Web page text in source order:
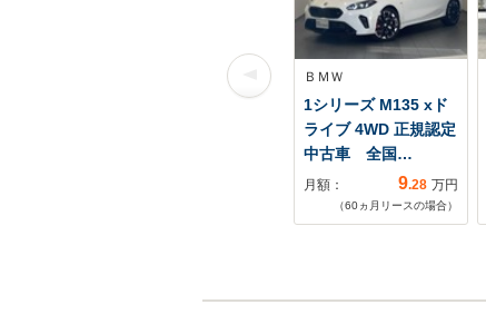
ＢＭＷ
1シリーズ M135 xド
ライブ 4WD 正規認定
中古車 全国…
月額： 9.28 万円
（60ヵ月リースの場合）